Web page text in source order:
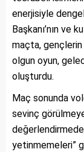
enerjisiyle
Başkanı’nın
maçta, gençlerin
olgun oyun,
oluşturdu.
Maç sonunda
sevinç
yetinmemeleri”